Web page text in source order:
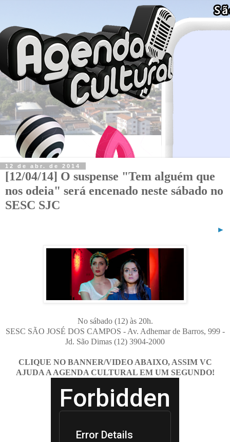
12 de abr. de 2014
[12/04/14] O suspense "Tem alguém que
nos odeia" será encenado neste sábado no
SESC SJC
►
No sábado (12) às 20h.
SESC SÃO JOSÉ DOS CAMPOS - Av. Adhemar de Barros, 999 -
Jd. São Dimas (12) 3904-2000
CLIQUE NO BANNER/VIDEO ABAIXO, ASSIM VC
AJUDA A AGENDA CULTURAL EM UM SEGUNDO!